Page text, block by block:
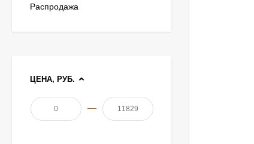
Распродажа
ЦЕНА, РУБ.
—